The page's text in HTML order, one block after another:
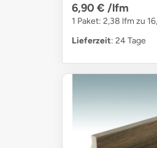
6,90 € /lfm
1 Paket: 2,38 lfm zu
Lieferzeit: 24 Tage